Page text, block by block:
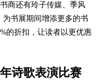
商还有玲子传媒、季风
为书展期间增添更多的书
的折扣，让读者以更优惠
诗歌表演比赛